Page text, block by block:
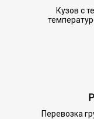
Кузов с
Перевозка